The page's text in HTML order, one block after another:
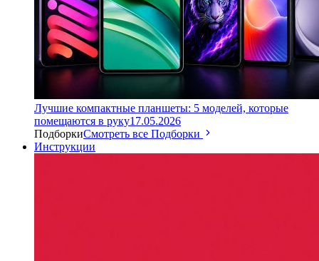
Лучшие компактные планшеты: 5 моделей, которые
помещаются в руку17.05.2026
ПодборкиСмотреть все Подборки
Инструкции